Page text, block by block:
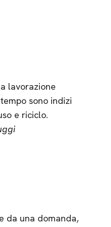
lavorazione
sono indizi
e riciclo.
da una domanda,